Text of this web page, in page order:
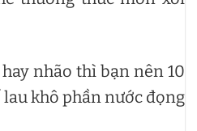
nhão thì bạn nên 10
khô phần nước đọng